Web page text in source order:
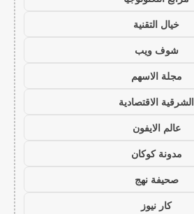
خيال التقنية
شوف ويب
مجلة الاسهم
الشرقية الاقتصادية
عالم الايفون
مدونة كوكان
صحيفة نهج
كار نيوز